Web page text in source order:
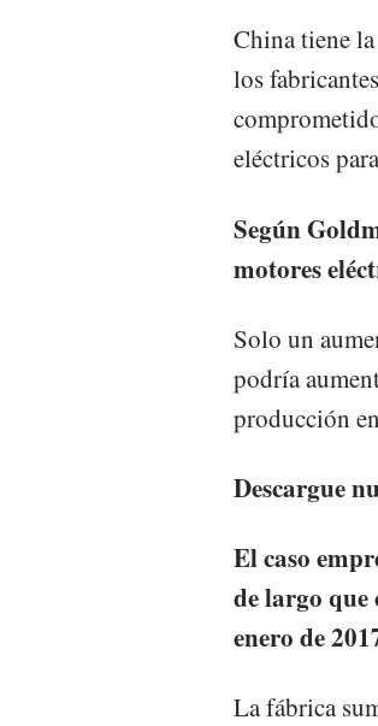
China tiene
los
eléctricos
Según
motores
Solo un
podría
producción
Descargue
El caso
de largo que
enero de
La fábrica